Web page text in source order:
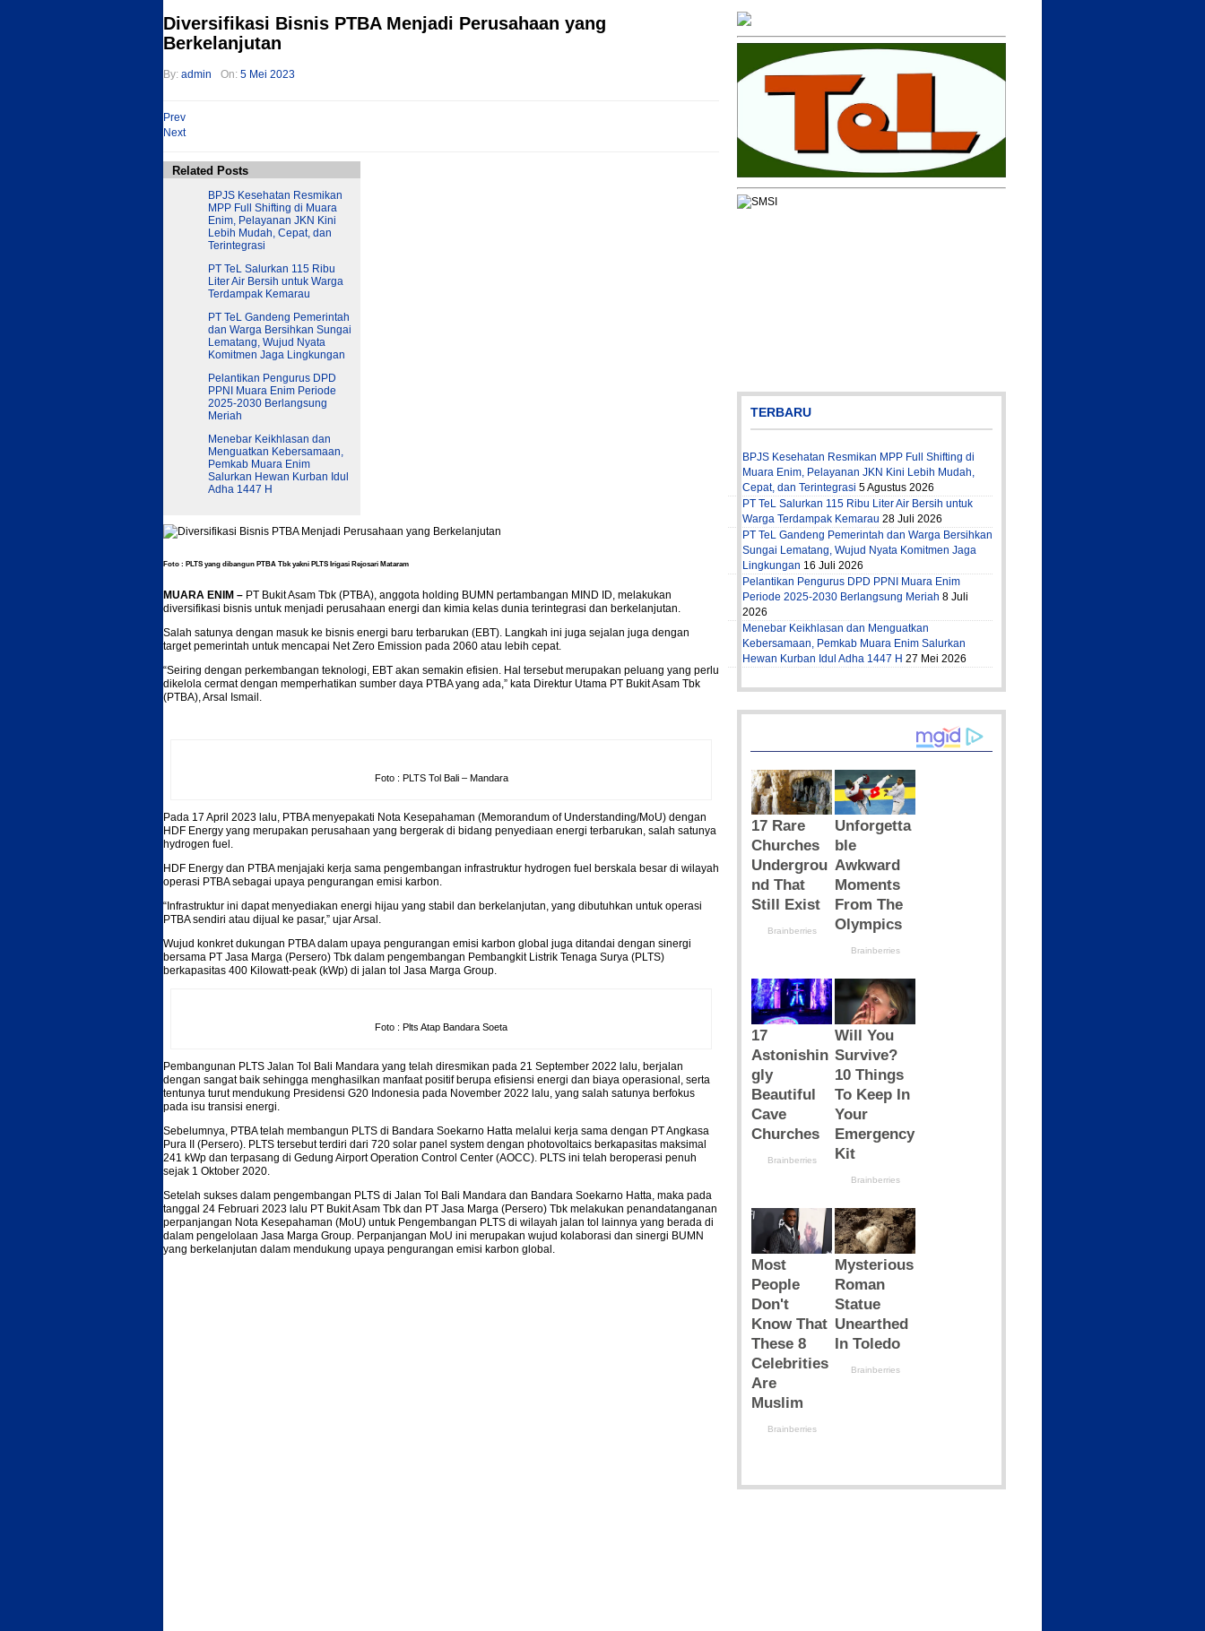
Diversifikasi Bisnis PTBA Menjadi Perusahaan yang
Berkelanjutan
By: admin On: 5 Mei 2023
Prev
Next
Related Posts
BPJS Kesehatan Resmikan
MPP Full Shifting di Muara
Enim, Pelayanan JKN Kini
Lebih Mudah, Cepat, dan
Terintegrasi
PT TeL Salurkan 115 Ribu
Liter Air Bersih untuk Warga
Terdampak Kemarau
PT TeL Gandeng Pemerintah
dan Warga Bersihkan Sungai
Lematang, Wujud Nyata
Komitmen Jaga Lingkungan
Pelantikan Pengurus DPD
PPNI Muara Enim Periode
2025-2030 Berlangsung
Meriah
Menebar Keikhlasan dan
Menguatkan Kebersamaan,
Pemkab Muara Enim
Salurkan Hewan Kurban Idul
Adha 1447 H
Foto : PLTS yang dibangun PTBA Tbk yakni PLTS Irigasi Rejosari Mataram
MUARA ENIM – PT Bukit Asam Tbk (PTBA), anggota holding BUMN pertambangan MIND ID, melakukan
diversifikasi bisnis untuk menjadi perusahaan energi dan kimia kelas dunia terintegrasi dan berkelanjutan.
Salah satunya dengan masuk ke bisnis energi baru terbarukan (EBT). Langkah ini juga sejalan juga dengan
target pemerintah untuk mencapai Net Zero Emission pada 2060 atau lebih cepat.
“Seiring dengan perkembangan teknologi, EBT akan semakin efisien. Hal tersebut merupakan peluang yang perlu
dikelola cermat dengan memperhatikan sumber daya PTBA yang ada,” kata Direktur Utama PT Bukit Asam Tbk
(PTBA), Arsal Ismail.
Foto : PLTS Tol Bali – Mandara
Pada 17 April 2023 lalu, PTBA menyepakati Nota Kesepahaman (Memorandum of Understanding/MoU) dengan
HDF Energy yang merupakan perusahaan yang bergerak di bidang penyediaan energi terbarukan, salah satunya
hydrogen fuel.
HDF Energy dan PTBA menjajaki kerja sama pengembangan infrastruktur hydrogen fuel berskala besar di wilayah
operasi PTBA sebagai upaya pengurangan emisi karbon.
“Infrastruktur ini dapat menyediakan energi hijau yang stabil dan berkelanjutan, yang dibutuhkan untuk operasi
PTBA sendiri atau dijual ke pasar,” ujar Arsal.
Wujud konkret dukungan PTBA dalam upaya pengurangan emisi karbon global juga ditandai dengan sinergi
bersama PT Jasa Marga (Persero) Tbk dalam pengembangan Pembangkit Listrik Tenaga Surya (PLTS)
berkapasitas 400 Kilowatt-peak (kWp) di jalan tol Jasa Marga Group.
Foto : Plts Atap Bandara Soeta
Pembangunan PLTS Jalan Tol Bali Mandara yang telah diresmikan pada 21 September 2022 lalu, berjalan
dengan sangat baik sehingga menghasilkan manfaat positif berupa efisiensi energi dan biaya operasional, serta
tentunya turut mendukung Presidensi G20 Indonesia pada November 2022 lalu, yang salah satunya berfokus
pada isu transisi energi.
Sebelumnya, PTBA telah membangun PLTS di Bandara Soekarno Hatta melalui kerja sama dengan PT Angkasa
Pura II (Persero). PLTS tersebut terdiri dari 720 solar panel system dengan photovoltaics berkapasitas maksimal
241 kWp dan terpasang di Gedung Airport Operation Control Center (AOCC). PLTS ini telah beroperasi penuh
sejak 1 Oktober 2020.
Setelah sukses dalam pengembangan PLTS di Jalan Tol Bali Mandara dan Bandara Soekarno Hatta, maka pada
tanggal 24 Februari 2023 lalu PT Bukit Asam Tbk dan PT Jasa Marga (Persero) Tbk melakukan penandatanganan
perpanjangan Nota Kesepahaman (MoU) untuk Pengembangan PLTS di wilayah jalan tol lainnya yang berada di
dalam pengelolaan Jasa Marga Group. Perpanjangan MoU ini merupakan wujud kolaborasi dan sinergi BUMN
yang berkelanjutan dalam mendukung upaya pengurangan emisi karbon global.
TERBARU
BPJS Kesehatan Resmikan MPP Full Shifting di
Muara Enim, Pelayanan JKN Kini Lebih Mudah,
Cepat, dan Terintegrasi 5 Agustus 2026
PT TeL Salurkan 115 Ribu Liter Air Bersih untuk
Warga Terdampak Kemarau 28 Juli 2026
PT TeL Gandeng Pemerintah dan Warga Bersihkan
Sungai Lematang, Wujud Nyata Komitmen Jaga
Lingkungan 16 Juli 2026
Pelantikan Pengurus DPD PPNI Muara Enim
Periode 2025-2030 Berlangsung Meriah 8 Juli
2026
Menebar Keikhlasan dan Menguatkan
Kebersamaan, Pemkab Muara Enim Salurkan
Hewan Kurban Idul Adha 1447 H 27 Mei 2026